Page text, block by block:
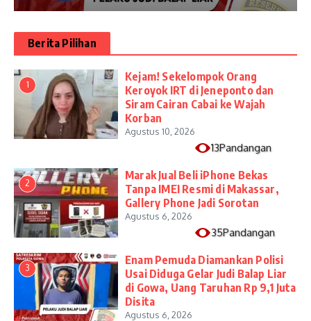
Berita Pilihan
1
Kejam! Sekelompok Orang
Keroyok IRT di Jeneponto dan
Siram Cairan Cabai ke Wajah
Korban
Agustus 10, 2026
13Pandangan
2
​Marak Jual Beli iPhone Bekas
Tanpa IMEI Resmi di Makassar,
Gallery Phone Jadi Sorotan
Agustus 6, 2026
35Pandangan
3
Enam Pemuda Diamankan Polisi
Usai Diduga Gelar Judi Balap Liar
di Gowa, Uang Taruhan Rp 9,1 Juta
Disita
Agustus 6, 2026